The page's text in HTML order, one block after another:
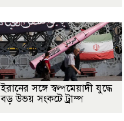
ইরানের সঙ্গে স্বল্পমেয়াদী যুদ্ধে
বড় উভয় সংকটে ট্রাম্প